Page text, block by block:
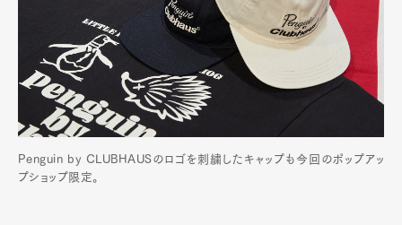
Penguin by CLUBHAUSのロゴを刺繍したキャップも今回のポップアッ
プショップ限定。